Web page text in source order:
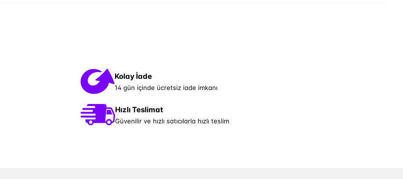
Kolay İade
14 gün içinde ücretsiz iade imkanı
Hızlı Teslimat
Güvenilir ve hızlı satıcılarla hızlı teslim